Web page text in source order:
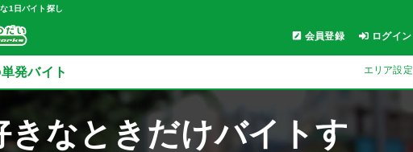
1日バイト探し
会員登録 ログイン
発バイト エリア設定
きなときだけバイトす